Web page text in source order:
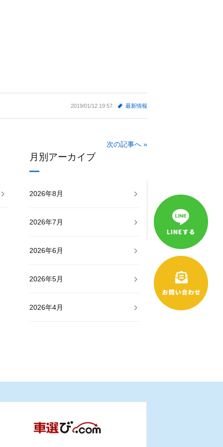
2019/01/12 19:57 最新情報
次の記事へ »
月別アーカイブ
2026年8月
2026年7月
2026年6月
2026年5月
2026年4月
2025年12月